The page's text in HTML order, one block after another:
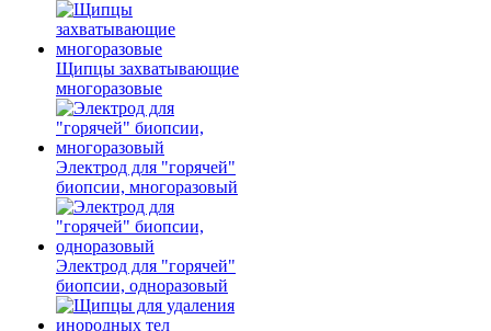
Щипцы захватывающие
многоразовые
Электрод для "горячей"
биопсии, многоразовый
Электрод для "горячей"
биопсии, одноразовый